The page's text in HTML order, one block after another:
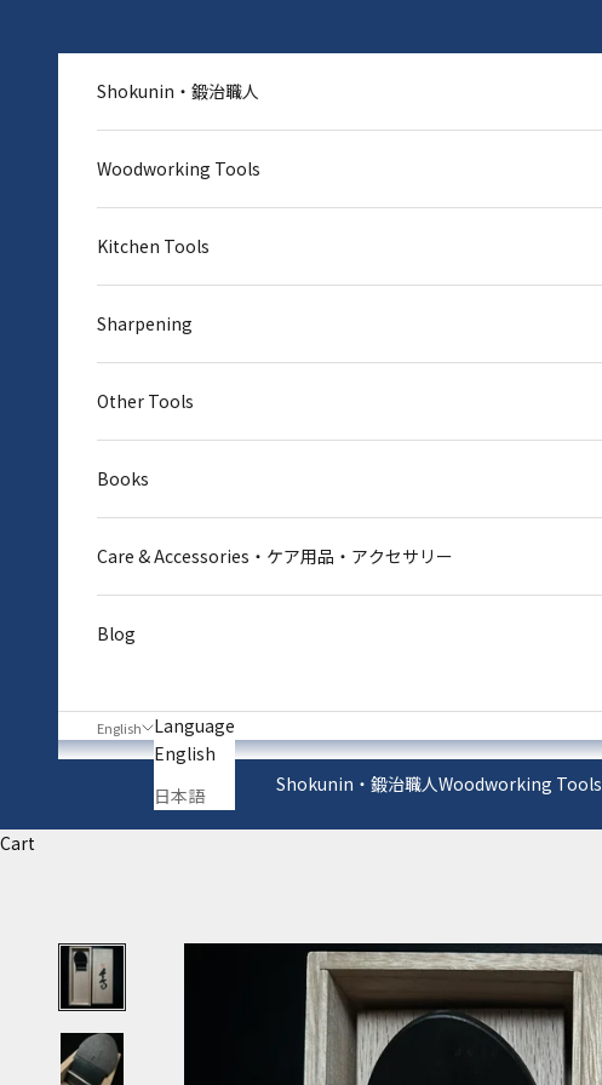
Shokunin・鍛治職人Woodworking Tools
Shokunin・鍛治職人
Woodworking Tools
Kitchen Tools
Sharpening
Other Tools
Books
Care & Accessories・ケア用品・アクセサリー
Blog
English
Language
English
日本語
Cart